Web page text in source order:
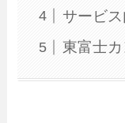
サービ
東富士